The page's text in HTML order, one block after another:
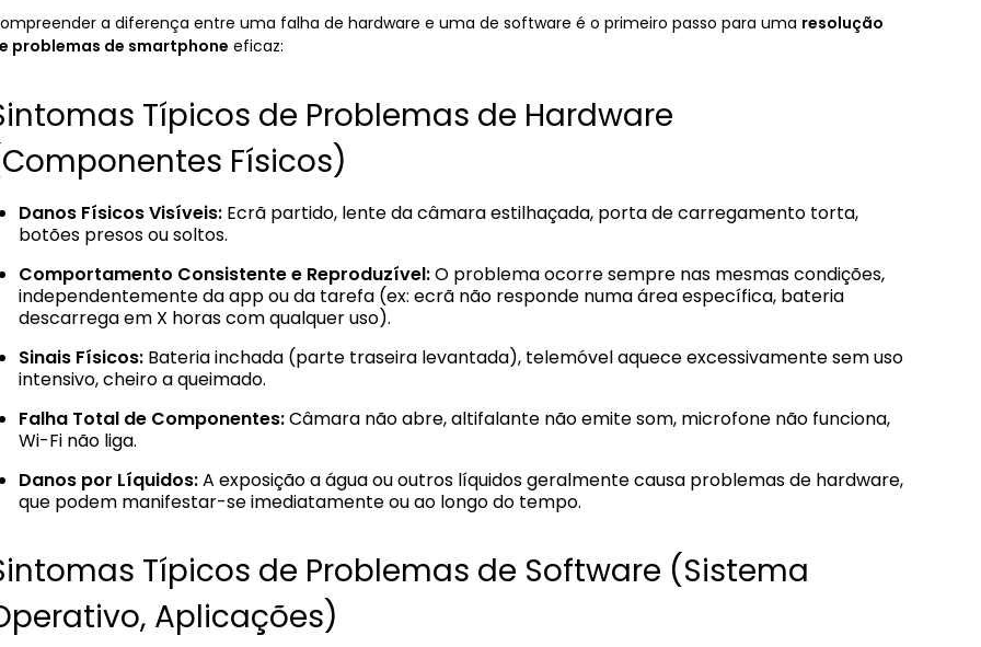
a diferença entre uma falha de hardware e uma de software é o primeiro passo para uma resolução
problemas de smartphone eficaz:
Típicos de Problemas de Hardware
Físicos)
Danos Físicos Visíveis: Ecrã partido, lente da câmara estilhaçada, porta de carregamento torta,
botões presos ou soltos.
Comportamento Consistente e Reproduzível:O problema ocorre sempre nas mesmas condições,
independentemente da app ou da tarefa (ex: ecrã não responde numa área específica, bateria
descarrega em X horas com qualquer uso).
Sinais Físicos: Bateria inchada (parte traseira levantada), telemóvel aquece excessivamente sem uso
intensivo, cheiro a queimado.
Falha Total de Componentes:Câmara não abre, altifalante não emite som, microfone não funciona,
Wi-Fi não liga.
Danos por Líquidos:A exposição a água ou outros líquidos geralmente causa problemas de hardware,
que podem manifestar-se imediatamente ou ao longo do tempo.
Típicos de Problemas de Software (Sistema
Aplicações)